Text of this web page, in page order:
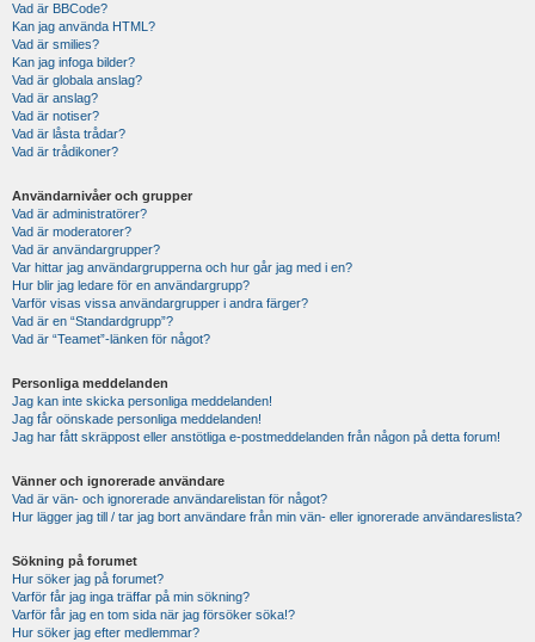
Vad är BBCode?
Kan jag använda HTML?
Vad är smilies?
Kan jag infoga bilder?
Vad är globala anslag?
Vad är anslag?
Vad är notiser?
Vad är låsta trådar?
Vad är trådikoner?
Användarnivåer och grupper
Vad är administratörer?
Vad är moderatorer?
Vad är användargrupper?
Var hittar jag användargrupperna och hur går jag med i en?
Hur blir jag ledare för en användargrupp?
Varför visas vissa användargrupper i andra färger?
Vad är en “Standardgrupp”?
Vad är “Teamet”-länken för något?
Personliga meddelanden
Jag kan inte skicka personliga meddelanden!
Jag får oönskade personliga meddelanden!
Jag har fått skräppost eller anstötliga e-postmeddelanden från någon på detta forum!
Vänner och ignorerade användare
Vad är vän- och ignorerade användarelistan för något?
Hur lägger jag till / tar jag bort användare från min vän- eller ignorerade användareslista?
Sökning på forumet
Hur söker jag på forumet?
Varför får jag inga träffar på min sökning?
Varför får jag en tom sida när jag försöker söka!?
Hur söker jag efter medlemmar?